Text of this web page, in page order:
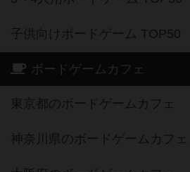
子供向けボードゲーム TOP50
ボードゲームカフェ
東京都のボードゲームカフェ
神奈川県のボードゲームカフェ